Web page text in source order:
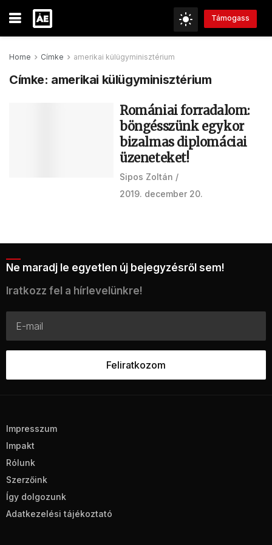
Támogass
Home Címke amerikai külügyminisztérium
Címke: amerikai külügyminisztérium
Romániai forradalom:
böngésszünk egykor
bizalmas diplomáciai
üzeneteket!
Sipos Zoltán
2019. december 20.
Ne maradj le egyetlen új bejegyzésről sem!
Iratkozz fel a hírlevelünkre!
Impresszum
Impakt
Rólunk
Szerzőink
Így dolgozunk
Adatkezelési tájékoztató